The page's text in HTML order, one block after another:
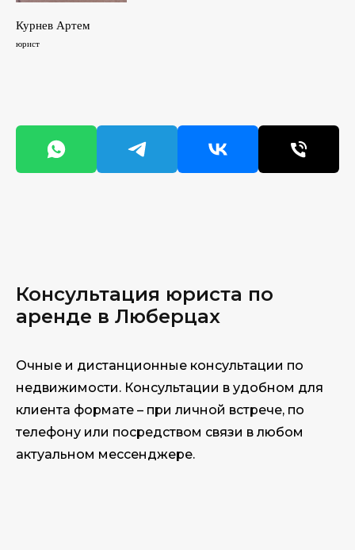
Курнев Артем
юрист
Консультация юриста по
аренде в Люберцах
Очные и дистанционные консультации по
недвижимости. Консультации в удобном для
клиента формате – при личной встрече, по
телефону или посредством связи в любом
актуальном мессенджере.